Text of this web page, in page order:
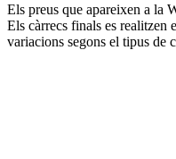
Els preus que apareixen a la
Els càrrecs finals es realitzen
variacions segons el tipus de